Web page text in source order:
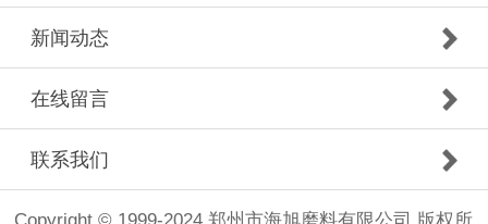
新闻动态
在线留言
联系我们